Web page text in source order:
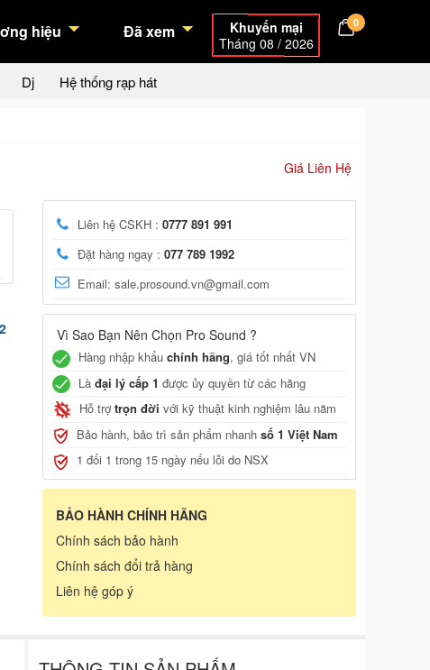
hiệu Đã xem
Khuyến mại
Tháng 08 / 2026
0
Dj Hệ thống rạp hát
Giá Liên Hệ
Liên hệ CSKH : 0777 891 991
Đặt hàng ngay : 077 789 1992
Email: sale.prosound.vn@gmail.com
Vì Sao Bạn Nên Chọn Pro Sound ?
Hàng nhập khẩu chính hãng, giá tốt nhất VN
Là đại lý cấp 1 được ủy quyền từ các hãng
Hỗ trợtrọn đời với kỹ thuật kinh nghiệm lâu năm
Bảo hành, bảo trì sản phẩm nhanh số 1 Việt Nam
1 đổi 1 trong 15 ngày nếu lỗi do NSX
BẢO HÀNH CHÍNH HÃNG
Chính sách bảo hành
Chính sách đổi trả hàng
Liên hệ góp ý